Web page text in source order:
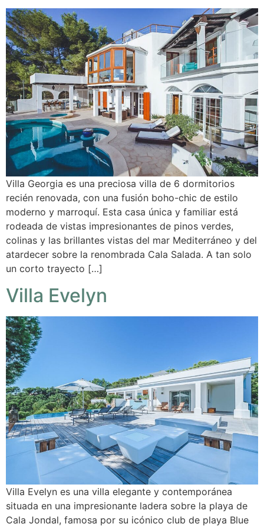
Villa Georgia es una preciosa villa de 6 dormitorios
recién renovada, con una fusión boho-chic de estilo
moderno y marroquí. Esta casa única y familiar está
rodeada de vistas impresionantes de pinos verdes,
colinas y las brillantes vistas del mar Mediterráneo y del
atardecer sobre la renombrada Cala Salada. A tan solo
un corto trayecto […]
Villa Evelyn
Villa Evelyn es una villa elegante y contemporánea
situada en una impresionante ladera sobre la playa de
Cala Jondal, famosa por su icónico club de playa Blue